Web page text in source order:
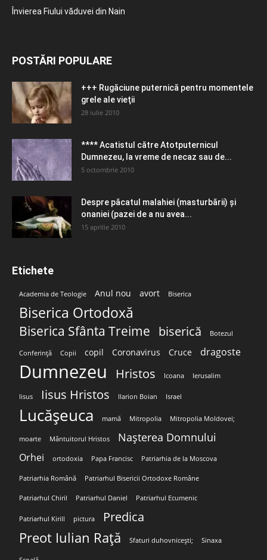
Învierea Fiului văduvei din Nain
POSTĂRI POPULARE
+++ Rugăciune puternică pentru momentele
grele ale vieţii
28 iulie 2010
**** Acatistul către Atotputernicul
Dumnezeu, la vreme de necaz sau de...
5 octombrie 2010
Despre păcatul malahiei (masturbării) şi
onaniei (pazei de a nu avea...
15 aprilie 2010
Etichete
Academia de Teologie Anul nou avort Biserica
Biserica Ortodoxă
Biserica Sfânta Treime biserică Botezul
Conferință Copii copil Coronavirus Cruce dragoste
Dumnezeu Hristos Icoana Ierusalim
Iisus Iisus Hristos Ilarion Boian Israel
Lucășeuca mamă Mitropolia Mitropolia Moldovei;
moarte Mântuitorul Hristos Nașterea Domnului
Orhei ortodoxia Papa Francisc Patriarhia de la Moscova
Patriarhia Română Patriarhul Bisericii Ortodoxe Române
Patriarhul Chiril Patriarhul Daniel Patriarhul Ecumenic
Patriarhul Kirill pictura Predica
Preot Iulian Rață Sfaturi duhovnicești; Sinaxa